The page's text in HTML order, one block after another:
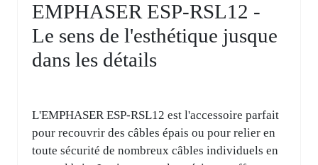
EMPHASER ESP-RSL12 -
Le sens de l'esthétique jusque
dans les détails
L'EMPHASER ESP-RSL12 est l'accessoire parfait
pour recouvrir des câbles épais ou pour relier en
toute sécurité de nombreux câbles individuels en